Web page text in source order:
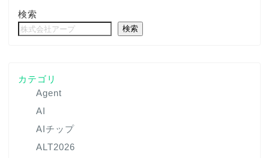
検索
検索
カテゴリ
Agent
AI
AIチップ
ALT2026